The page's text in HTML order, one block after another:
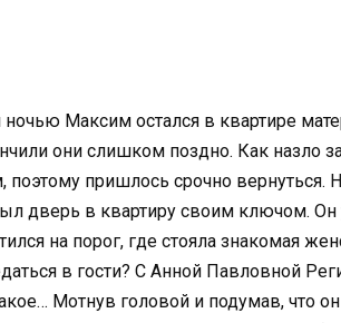
ночью Максим остался в квартире
они слишком поздно. Как назло
поэтому пришлось срочно
дверь в квартиру своим ключом. Он
на порог, где стояла знакомая
в гости? С Анной Павловной
Мотнув головой и подумав, что